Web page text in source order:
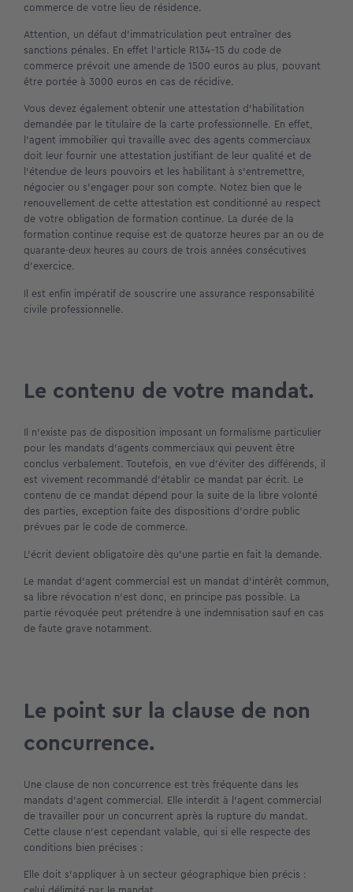
commerce de votre lieu de résidence.
Attention, un défaut d’immatriculation peut entraîner des
sanctions pénales. En effet l’article R134-15 du code de
commerce prévoit une amende de 1500 euros au plus, pouvant
être portée à 3000 euros en cas de récidive.
Vous devez également obtenir une attestation d’habilitation
demandée par le titulaire de la carte professionnelle. En effet,
l’agent immobilier qui travaille avec des agents commerciaux
doit leur fournir une attestation justifiant de leur qualité et de
l’étendue de leurs pouvoirs et les habilitant à s’entremettre,
négocier ou s’engager pour son compte. Notez bien que le
renouvellement de cette attestation est conditionné au respect
de votre obligation de formation continue. La durée de la
formation continue requise est de quatorze heures par an ou de
quarante-deux heures au cours de trois années consécutives
d’exercice.
Il est enfin impératif de souscrire une assurance responsabilité
civile professionnelle.
Le contenu de votre mandat.
Il n’existe pas de disposition imposant un formalisme particulier
pour les mandats d’agents commerciaux qui peuvent être
conclus verbalement. Toutefois, en vue d’éviter des différends, il
est vivement recommandé d’établir ce mandat par écrit. Le
contenu de ce mandat dépend pour la suite de la libre volonté
des parties, exception faite des dispositions d’ordre public
prévues par le code de commerce.
L’écrit devient obligatoire dès qu’une partie en fait la demande.
Le mandat d’agent commercial est un mandat d’intérêt commun,
sa libre révocation n’est donc, en principe pas possible. La
partie révoquée peut prétendre à une indemnisation sauf en cas
de faute grave notamment.
Le point sur la clause de non
concurrence.
Une clause de non concurrence est très fréquente dans les
mandats d’agent commercial. Elle interdit à l’agent commercial
de travailler pour un concurrent après la rupture du mandat.
Cette clause n’est cependant valable, qui si elle respecte des
conditions bien précises :
Elle doit s’appliquer à un secteur géographique bien précis :